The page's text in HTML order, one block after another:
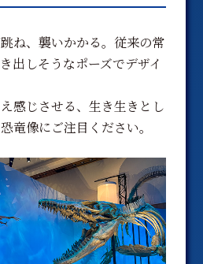
ね、襲いかかる。従来の常
出しそうなポーズでデザイ
感じさせる、生き生きとし
竜像にご注目ください。